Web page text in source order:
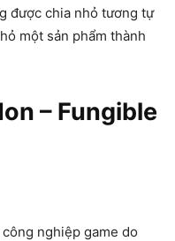
được chia nhỏ tương tự
một sản phẩm thành
– Fungible
nghiệp game do